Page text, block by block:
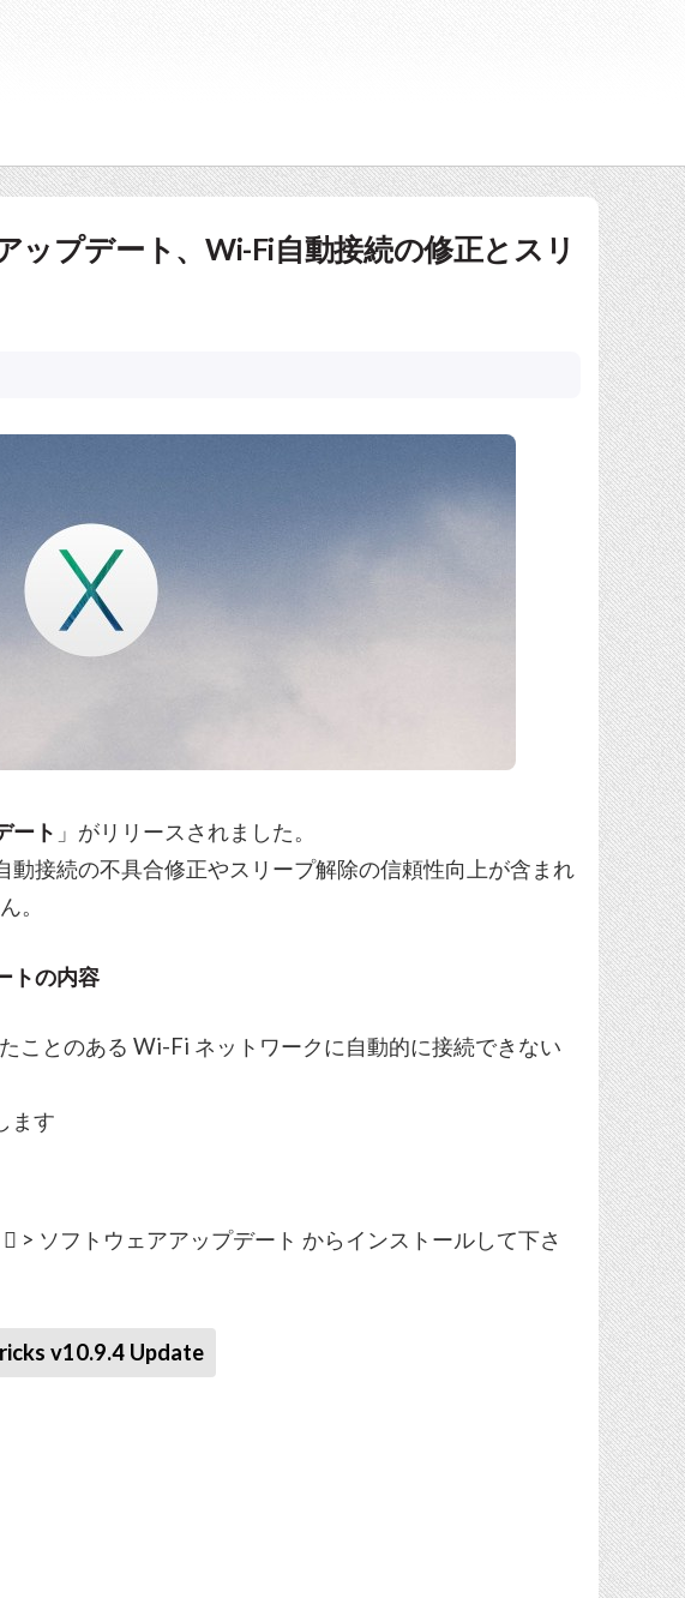
ップデート、Wi-Fi自動接続の修正とスリ
ート 」がリリースされました。
接続の不具合修正やスリープ解除の信頼性向上が含まれ
。
トの内容
ことのある Wi-Fi ネットワークに自動的に接続できない
ます
> ソフトウェアアップデート からインストールして下さ
v10.9.4 Update